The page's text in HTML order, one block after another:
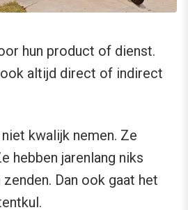
hun product of dienst.
altijd direct of indirect
kwalijk nemen. Ze
hebben jarenlang niks
zenden. Dan ook gaat het